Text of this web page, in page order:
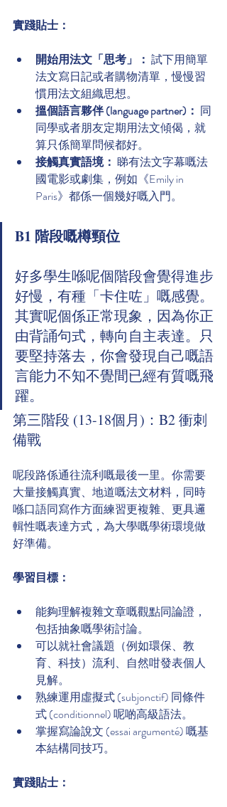
實踐貼士：
開始用法文「思考」： 試下用簡單
法文寫日記或者購物清單，慢慢習
慣用法文組織思想。
搵個語言夥伴 (language partner)： 同
同學或者朋友定期用法文傾偈，就
算只係簡單問候都好。
接觸真實語境： 睇有法文字幕嘅法
國電影或劇集，例如《Emily in
Paris》都係一個幾好嘅入門。
B1 階段嘅樽頸位
好多學生喺呢個階段會覺得進步
好慢，有種「卡住咗」嘅感覺。
其實呢個係正常現象，因為你正
由背誦句式，轉向自主表達。只
要堅持落去，你會發現自己嘅語
言能力不知不覺間已經有質嘅飛
躍。
第三階段 (13-18個月)：B2 衝刺
備戰
呢段路係通往流利嘅最後一里。你需要
大量接觸真實、地道嘅法文材料，同時
喺口語同寫作方面練習更複雜、更具邏
輯性嘅表達方式，為大學嘅學術環境做
好準備。
學習目標：
能夠理解複雜文章嘅觀點同論證，
包括抽象嘅學術討論。
可以就社會議題（例如環保、教
育、科技）流利、自然咁發表個人
見解。
熟練運用虛擬式 (subjonctif) 同條件
式 (conditionnel) 呢啲高級語法。
掌握寫論說文 (essai argumenté) 嘅基
本結構同技巧。
實踐貼士：